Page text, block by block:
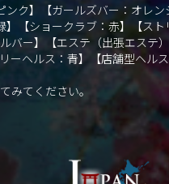
ンク】【ガールズバー：オレ
【ショークラブ：赤】【スト
バー】【エステ（出張エステ
ーヘルス：青】【店舗型ヘル
みてください。